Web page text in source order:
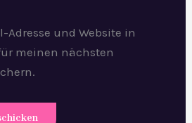
Adresse und Website in
meinen nächsten